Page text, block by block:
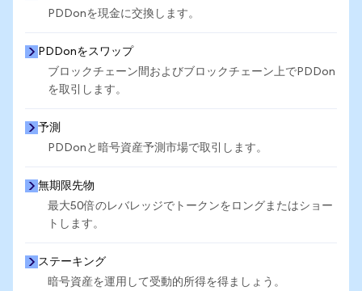
PDDonを現金に交換します。
PDDonをスワップ
ブロックチェーン間およびブロックチェーン上でPDDon
を取引します。
予測
PDDonと暗号資産予測市場で取引します。
無期限先物
最大50倍のレバレッジでトークンをロングまたはショー
トします。
ステーキング
暗号資産を運用して受動的所得を得ましょう。